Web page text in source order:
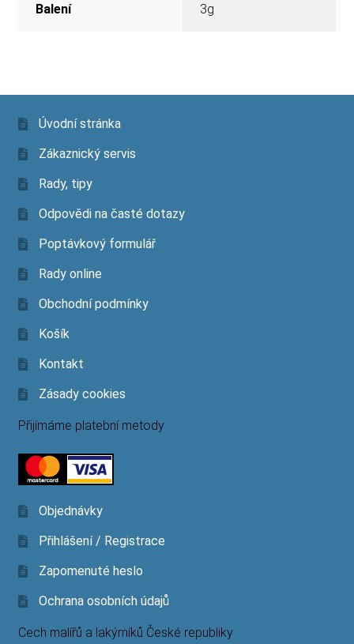
Balení 3g
Úvodní stránka
Zákaznický servis
Rady, tipy
Odpovědi na časté dotazy
Poptávkový formulář
Rady online
Obchodní podmínky
Košík
Kontakt
Zásady cookies
Přijímáme platební metody
Objednávky
Přihlášení / Registrace
Zapomenuté heslo
Ochrana osobních údajů
Cech malířů a lakýrníků České republiky